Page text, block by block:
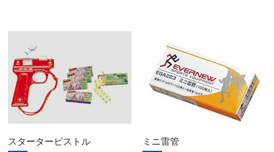
スターターピストル ミニ雷管